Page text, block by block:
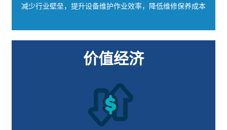
减少行业壁垒，提升设备维护作业效率，降低维修保养成本
价值经济